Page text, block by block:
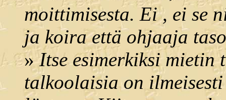
moittimisesta. Ei , ei se
ja koira että ohjaaja
»Itse esimerkiksi mietin
talkoolaisia on